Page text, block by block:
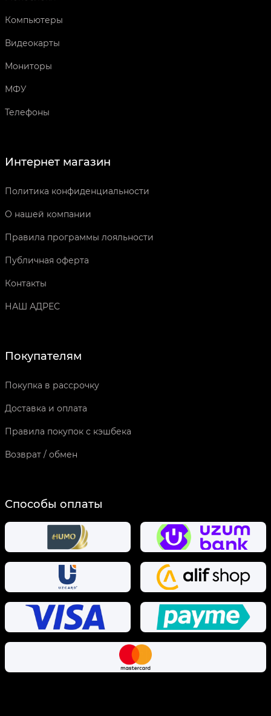
Компьютеры
Видеокарты
Мониторы
МФУ
Телефоны
Интернет магазин
Политика конфиденциальности
О нашей компании
Правила программы лояльности
Публичная оферта
Контакты
НАШ АДРЕС
Покупателям
Покупка в рассрочку
Доставка и оплата
Правила покупок с кэшбека
Возврат / обмен
Способы оплаты